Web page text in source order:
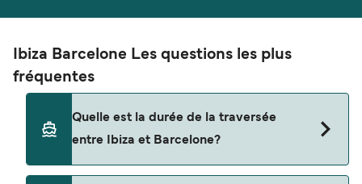
Ibiza Barcelone Les questions les plus
fréquentes
Quelle est la durée de la traversée
entre Ibiza et Barcelone?